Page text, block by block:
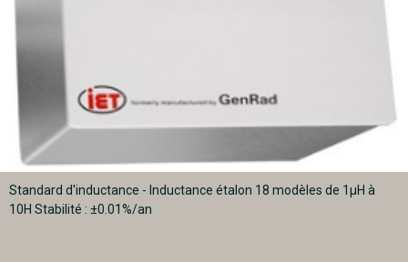
Standard d'inductance - Inductance étalon 18 modèles de 1µH à
10H Stabilité : ±0.01%/an